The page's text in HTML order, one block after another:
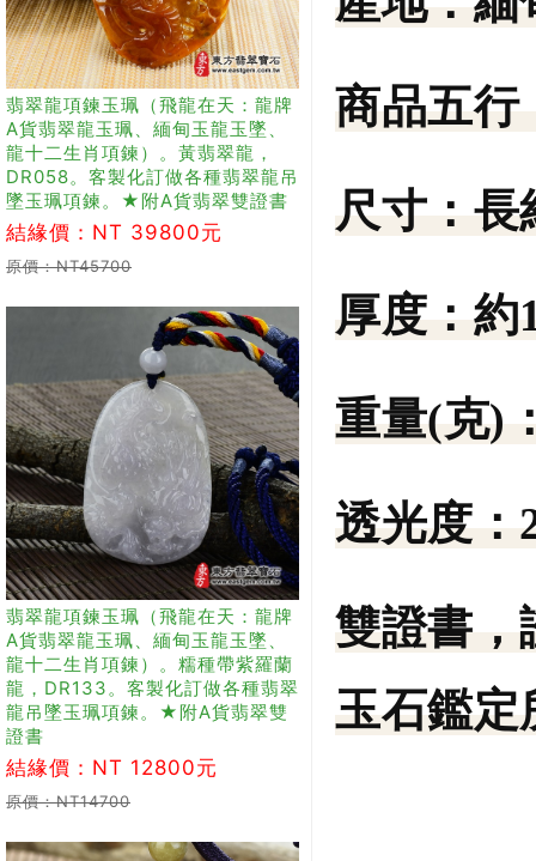
翡翠龍項鍊玉珮（飛龍在天：龍牌
A貨翡翠龍玉珮、緬甸玉龍玉墜、
龍十二生肖項鍊）。黃翡翠龍，
DR058。客製化訂做各種翡翠龍吊
墜玉珮項鍊。★附A貨翡翠雙證書
結緣價：NT 39800元
原價：NT45700
翡翠龍項鍊玉珮（飛龍在天：龍牌
A貨翡翠龍玉珮、緬甸玉龍玉墜、
龍十二生肖項鍊）。糯種帶紫羅蘭
龍，DR133。客製化訂做各種翡翠
龍吊墜玉珮項鍊。★附A貨翡翠雙
證書
結緣價：NT 12800元
原價：NT14700
商品五行
尺寸： 長
厚度： 約
重量(克)
透光度：
雙證書，
玉石鑑定